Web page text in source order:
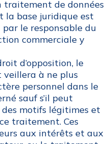
de données
la base juridique est
le responsable du
commerciale y
d’opposition, le
à ne plus
personnel dans le
sauf s’il peut
motifs légitimes et
traitement. Ces
aux intérêts et aux